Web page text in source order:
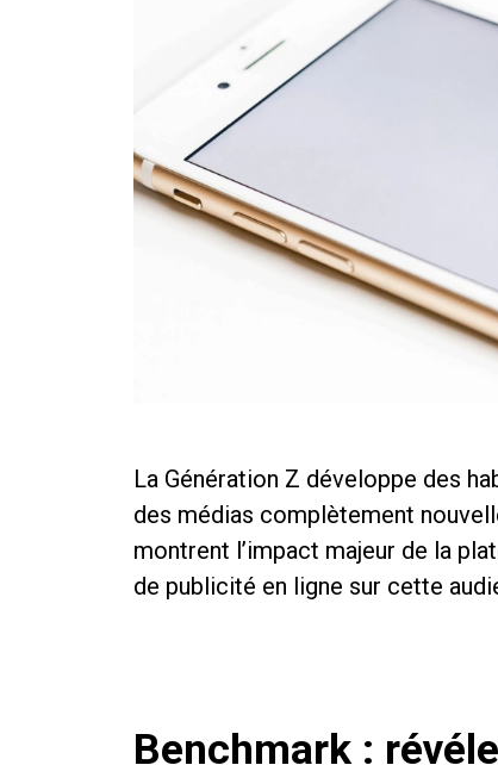
La Génération Z développe des
des médias complètement
montrent l’impact majeur de la
de publicité en ligne sur cette
Benchmark :